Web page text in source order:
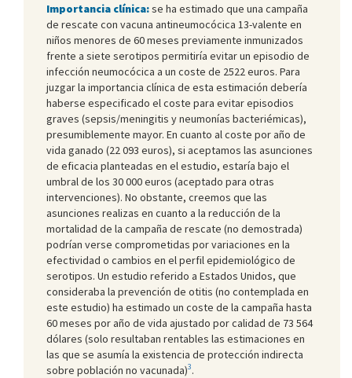
Importancia clínica:se ha estimado que una campaña
de rescate con vacuna antineumocócica 13-valente en
niños menores de 60 meses previamente inmunizados
frente a siete serotipos permitiría evitar un episodio de
infección neumocócica a un coste de 2522 euros. Para
juzgar la importancia clínica de esta estimación debería
haberse especificado el coste para evitar episodios
graves (sepsis/meningitis y neumonías bacteriémicas),
presumiblemente mayor. En cuanto al coste por año de
vida ganado (22 093 euros), si aceptamos las asunciones
de eficacia planteadas en el estudio, estaría bajo el
umbral de los 30 000 euros (aceptado para otras
intervenciones). No obstante, creemos que las
asunciones realizas en cuanto a la reducción de la
mortalidad de la campaña de rescate (no demostrada)
podrían verse comprometidas por variaciones en la
efectividad o cambios en el perfil epidemiológico de
serotipos. Un estudio referido a Estados Unidos, que
consideraba la prevención de otitis (no contemplada en
este estudio) ha estimado un coste de la campaña hasta
60 meses por año de vida ajustado por calidad de 73 564
dólares (solo resultaban rentables las estimaciones en
las que se asumía la existencia de protección indirecta
sobre población no vacunada)3.